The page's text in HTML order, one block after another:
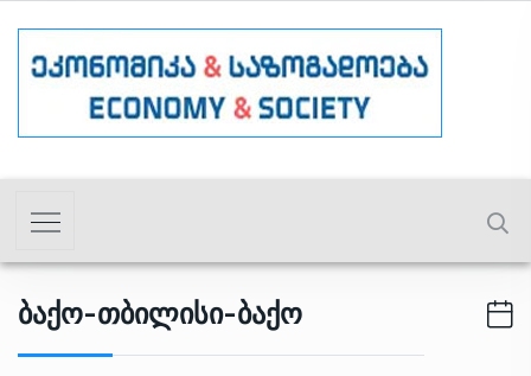
Ბაქო-Თბილისი-Ბაქო